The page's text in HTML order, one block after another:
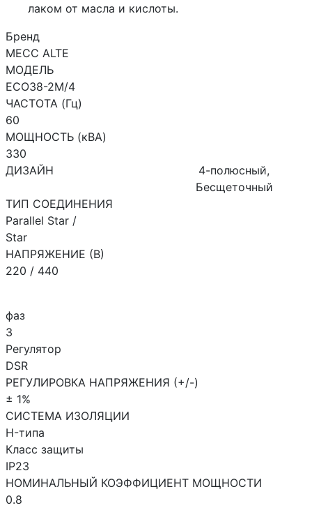
лаком от масла и кислоты.
Бренд
MECC ALTE
МОДЕЛЬ
ECO38-2M/4
ЧАСТОТА (Гц)
60
МОЩНОСТЬ (кВА)
330
ДИЗАЙН
4-полюсный,
Бесщеточный
ТИП СОЕДИНЕНИЯ
Parallel Star /
Star
НАПРЯЖЕНИЕ (В)
220 / 440
фаз
3
Регулятор
DSR
РЕГУЛИРОВКА НАПРЯЖЕНИЯ (+/-)
± 1%
СИСТЕМА ИЗОЛЯЦИИ
H-типа
Класс защиты
IP23
НОМИНАЛЬНЫЙ КОЭФФИЦИЕНТ МОЩНОСТИ
0.8